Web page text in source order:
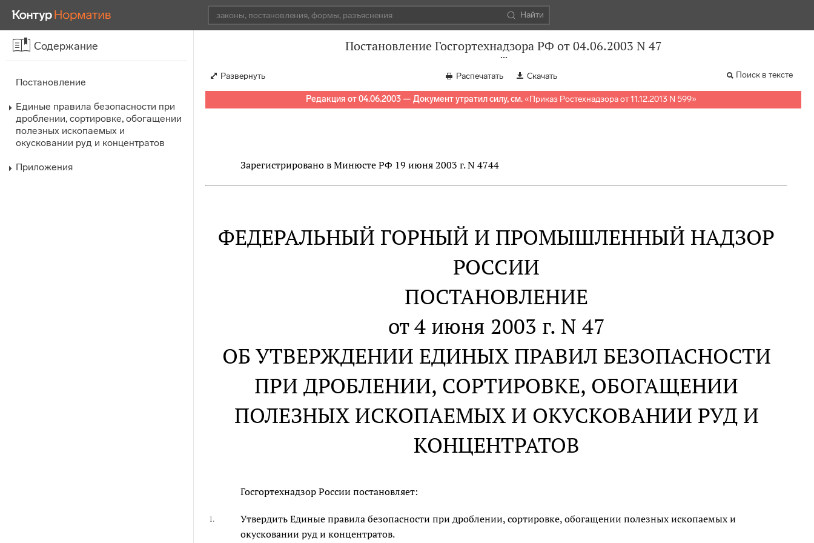
Найти
Содержание
Постановление
Единые правила безопасности при
дроблении, сортировке, обогащении
полезных ископаемых и
окусковании руд и концентратов
Приложения
Постановление Госгортехнадзора РФ от 04.06.2003 N 47
Развернуть Распечатать Скачать Поиск в тексте
Редакция от 04.06.2003 — Документ утратил силу, см.«Приказ Ростехнадзора от 11.12.2013 N 599»
Зарегистрировано в Минюсте РФ 19 июня 2003 г. N 4744
ФЕДЕРАЛЬНЫЙ ГОРНЫЙ И ПРОМЫШЛЕННЫЙ НАДЗОР
РОССИИ
ПОСТАНОВЛЕНИЕ
от 4 июня 2003 г. N 47
ОБ УТВЕРЖДЕНИИ ЕДИНЫХ ПРАВИЛ БЕЗОПАСНОСТИ
ПРИ ДРОБЛЕНИИ, СОРТИРОВКЕ, ОБОГАЩЕНИИ
ПОЛЕЗНЫХ ИСКОПАЕМЫХ И ОКУСКОВАНИИ РУД И
КОНЦЕНТРАТОВ
Госгортехнадзор России постановляет:
1.
Утвердить Единые правила безопасности при дроблении, сортировке, обогащении полезных ископаемых и
окусковании руд и концентратов.